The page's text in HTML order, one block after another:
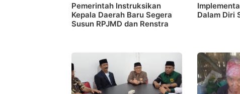
Pemerintah Instruksikan
Kepala Daerah Baru Segera
Susun RPJMD dan Renstra
Dalam Diri